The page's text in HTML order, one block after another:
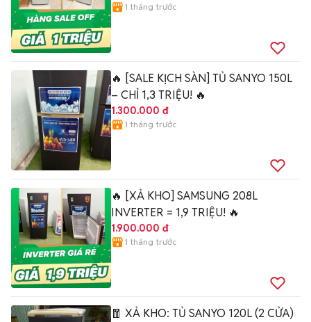
1 tháng trước
🔥 [SALE KỊCH SÀN] TỦ SANYO 150L
– CHỈ 1,3 TRIỆU! 🔥
1.300.000 đ
1 tháng trước
🔥 [XẢ KHO] SAMSUNG 208L
INVERTER = 1,9 TRIỆU! 🔥
1.900.000 đ
1 tháng trước
🧧 XẢ KHO: TỦ SANYO 120L (2 CỬA)